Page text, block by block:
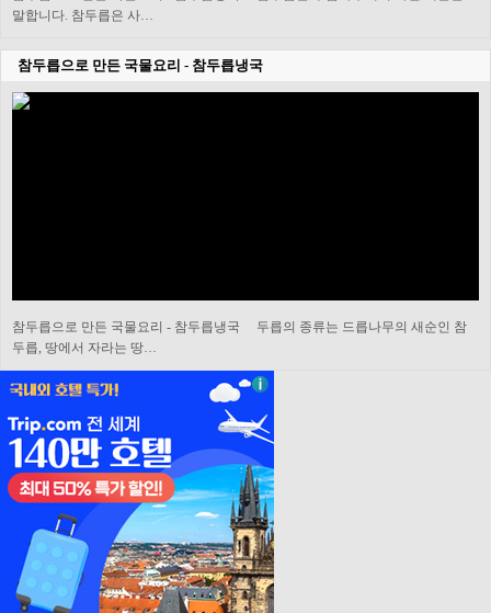
말합니다. 참두릅은 사…
참두릅으로 만든 국물요리 - 참두릅냉국
참두릅으로 만든 국물요리 - 참두릅냉국 두릅의 종류는 드릅나무의 새순인 참
두릅, 땅에서 자라는 땅…